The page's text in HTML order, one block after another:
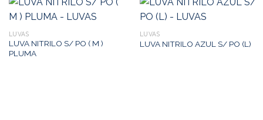
LUVAS
LUVA NITRILO S/ PO ( M )
PLUMA
LUVAS
LUVA NITRILO AZUL S/ PO (L)